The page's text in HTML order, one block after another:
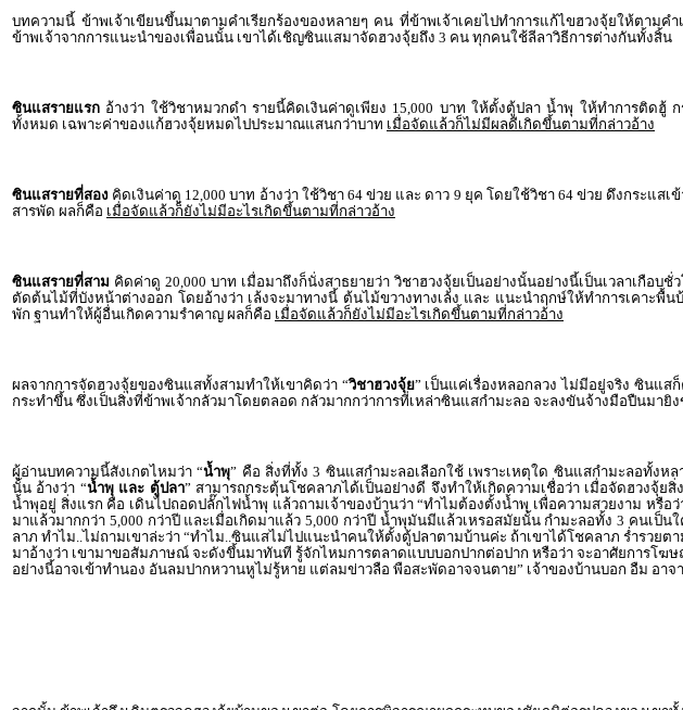
บทความนี้ ข้าพเจ้าเขียนขึ้นมาตามคำเรียกร้องของหลายๆ คน ที่ข้าพเจ้าเคยไปทำการแก้ไขฮวงจุ้ยให้ตาม
ข้าพเจ้าจากการแนะนำของเพื่อนนั้น เขาได้เชิญซินแสมาจัดฮวงจุ้ยถึง 3 คน ทุกคนใช้ลีลาวิธีการต่างกันทั้งสิ้น
ซินแสรายแรก อ้างว่า ใช้วิชาหมวกดำ รายนี้คิดเงินค่าดูเพียง 15,000 บาท ให้ตั้งตู้ปลา น้ำพุ ให้ทำการติด
ทั้งหมด เฉพาะค่าของแก้ฮวงจุ้ยหมดไปประมาณแสนกว่าบาท เมื่อจัดแล้วก็ไม่มีผลดีเกิดขึ้นตามที่กล่าวอ้าง
ซินแสรายที่สอง คิดเงินค่าดู 12,000 บาท อ้างว่า ใช้วิชา 64 ข่วย และ ดาว 9 ยุค โดยใช้วิชา 64 ข่วย ดึงกระ
สารพัด ผลก็คือ เมื่อจัดแล้วก็ยังไม่มีอะไรเกิดขึ้นตามที่กล่าวอ้าง
ซินแสรายที่สาม คิดค่าดู 20,000 บาท เมื่อมาถึงก็นั่งสาธยายว่า วิชาฮวงจุ้ยเป็นอย่างนั้นอย่างนี้เป็นเวลาเกื
ตัดต้นไม้ที่บังหน้าต่างออก โดยอ้างว่า เล้งจะมาทางนี้ ต้นไม้ขวางทางเล้ง และ แนะนำฤกษ์ให้ทำการเคา
พัก ฐานทำให้ผู้อื่นเกิดความรำคาญ ผลก็คือ เมื่อจัดแล้วก็ยังไม่มีอะไรเกิดขึ้นตามที่กล่าวอ้าง
ผลจากการจัดฮวงจุ้ยของซินแสทั้งสามทำให้เขาคิดว่า “วิชาฮวงจุ้ย” เป็นแค่เรื่องหลอกลวง ไม่มีอยู่จริง ซินแ
กระทำขึ้น ซึ่งเป็นสิ่งที่ข้าพเจ้ากลัวมาโดยตลอด กลัวมากกว่าการที่เหล่าซินแสกำมะลอ จะลงขันจ้างมือปืนมายิง
ผู้อ่านบทความนี้สังเกตไหมว่า “น้ำพุ” คือ สิ่งที่ทั้ง 3 ซินแสกำมะลอเลือกใช้ เพราะเหตุใด ซินแสกำมะลอทั้งหล
นั้น อ้างว่า “น้ำพุ และ ตู้ปลา” สามารถกระตุ้นโชคลาภได้เป็นอย่างดี จึงทำให้เกิดความเชื่อว่า เมื่อจัดฮวงจุ้
น้ำพุอยู่ สิ่งแรก คือ เดินไปถอดปลั๊กไฟน้ำพุ แล้วถามเจ้าของบ้านว่า “ทำไมต้องตั้งน้ำพุ เพื่อความสวยงาม หรื
มาแล้วมากกว่า 5,000 กว่าปี และเมื่อเกิดมาแล้ว 5,000 กว่าปี น้ำพุมันมีแล้วเหรอสมัยนั้น กำมะลอทั้ง 3 คนเป็
ลาภ ทำไม..ไม่ถามเขาล่ะว่า “ทำไม..ซินแสไม่ไปแนะนำคนให้ตั้งตู้ปลาตามบ้านค่ะ ถ้าเขาได้โชคลาภ ร่ำร
มาอ้างว่า เขามาขอสัมภาษณ์ จะดังขึ้นมาทันที รู้จักไหมการตลาดแบบบอกปากต่อปาก หรือว่า จะอาศัยการโฆ
อย่างนี้อาจเข้าทำนอง อันลมปากหวานหูไม่รู้หาย แต่ลมข่าวลือ พือสะพัดอาจจนตาย” เจ้าของบ้านบอก อืม อาจ